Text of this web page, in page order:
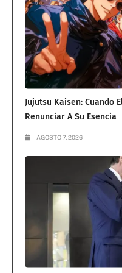
Jujutsu Kaisen: Cuando
Renunciar A Su Esencia
AGOSTO 7, 2026